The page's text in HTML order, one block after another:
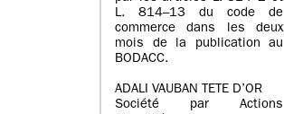
L. 814–13 du code de
commerce dans les deux
mois de la publication au
BODACC.
ADALI VAUBAN TETE D’OR
Société par Actions